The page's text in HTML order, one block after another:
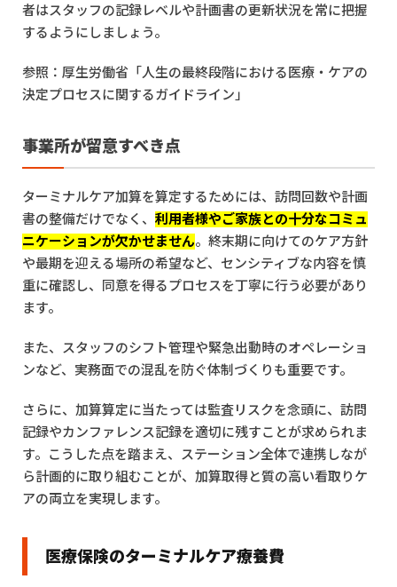
者はスタッフの記録レベルや計画書の更新状況を常に把握
するようにしましょう。
参照： 厚生労働省「人生の最終段階における医療・ケアの
決定プロセスに関するガイドライン」
事業所が留意すべき点
ターミナルケア加算を算定するためには、訪問回数や計画
書の整備だけでなく、 利用者様やご家族との十分なコミュ
ニケーションが欠かせません。終末期に向けてのケア方針
や最期を迎える場所の希望など、センシティブな内容を慎
重に確認し、同意を得るプロセスを丁寧に行う必要があり
ます。
また、スタッフのシフト管理や緊急出動時のオペレーショ
ンなど、実務面での混乱を防ぐ体制づくりも重要です。
さらに、加算算定に当たっては監査リスクを念頭に、訪問
記録やカンファレンス記録を適切に残すことが求められま
す。こうした点を踏まえ、ステーション全体で連携しなが
ら計画的に取り組むことが、加算取得と質の高い看取りケ
アの両立を実現します。
医療保険のターミナルケア療養費